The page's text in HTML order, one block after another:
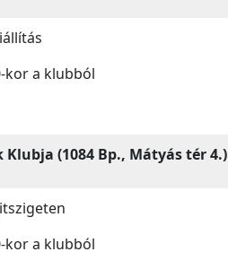
kor a klubból
(1084 Bp., Mátyás tér 4.)
kor a klubból